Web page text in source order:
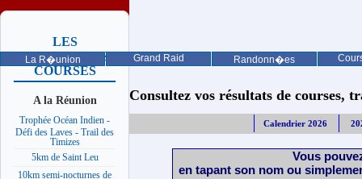
La R�union Grand Raid Randonn�es
LES
PROCHAINES
COURSES
A la Réunion
Trophée Océan Indien -
Défi des Laves - Trail des
Timizes
5km de Saint Leu
10km semi-nocturnes de
Consultez vos résultats de courses,
Calendrier 2026
Vous
en tapant son nom ou